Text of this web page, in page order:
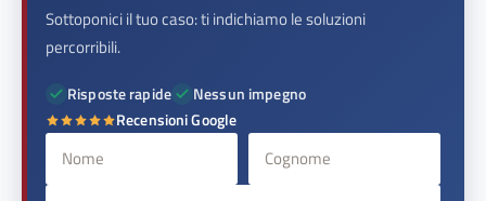
Sottoponici il tuo caso: ti indichiamo le soluzioni
percorribili.
Risposte rapide
Nessun impegno
Recensioni Google